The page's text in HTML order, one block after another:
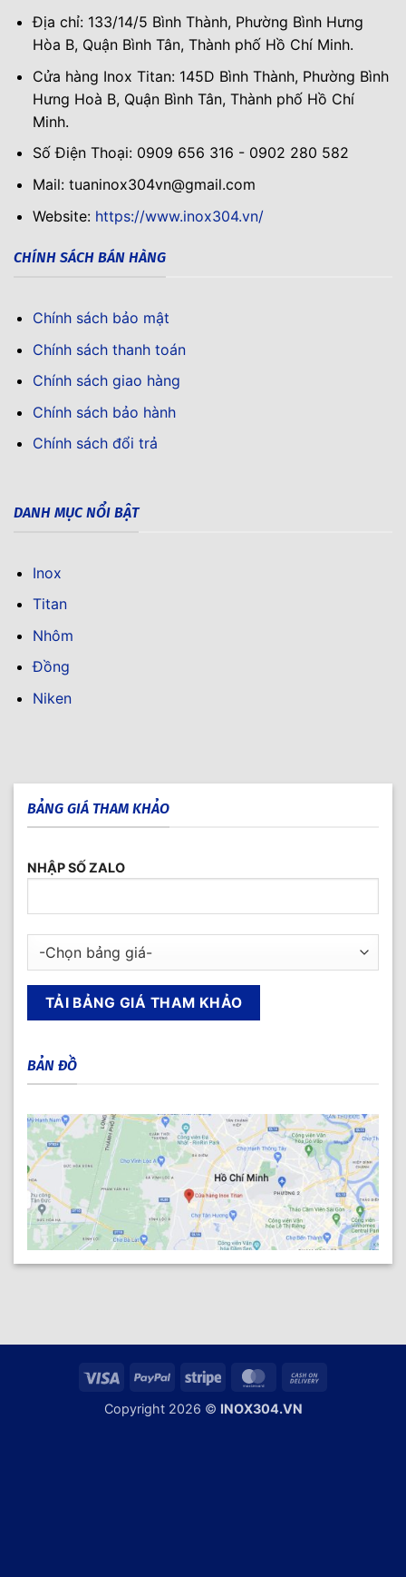
Địa chỉ: 133/14/5 Bình Thành, Phường Bình Hưng
Hòa B, Quận Bình Tân, Thành phố Hồ Chí Minh.
Cửa hàng Inox Titan: 145D Bình Thành, Phường Bình
Hưng Hoà B, Quận Bình Tân, Thành phố Hồ Chí
Minh.
Số Điện Thoại: 0909 656 316 - 0902 280 582
Mail: tuaninox304vn@gmail.com
Website: https://www.inox304.vn/
CHÍNH SÁCH BÁN HÀNG
Chính sách bảo mật
Chính sách thanh toán
Chính sách giao hàng
Chính sách bảo hành
Chính sách đổi trả
DANH MỤC NỔI BẬT
Inox
Titan
Nhôm
Đồng
Niken
BẢNG GIÁ THAM KHẢO
NHẬP SỐ ZALO
BẢN ĐỒ
Visa PayPal Stripe MasterCard
Copyright 2026 © INOX304.VN